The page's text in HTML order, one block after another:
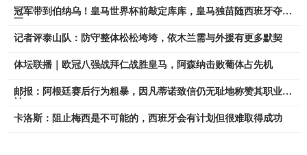
冠军带到伯纳乌！皇马世界杯前敲定库库，皇马独苗随西班牙夺
记者评泰山队：防守整体松松垮垮，依木兰需与外援有更多默契
体坛联播｜欧冠八强战拜仁战胜皇马，阿森纳击败葡体占先机
邮报：阿根廷赛后行为粗暴，因凡蒂诺致信仍无耻地称赞其职业精
卡洛斯：阻止梅西是不可能的，西班牙会有计划但很难取得成功